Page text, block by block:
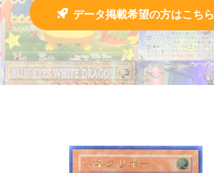
データ掲載希望の方はこちら